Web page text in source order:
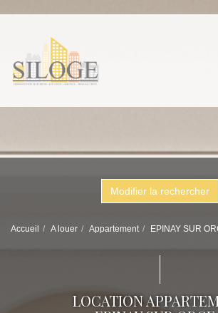
Modifier la rechercher
Accueil A louer Appartement EPINAY SUR
LOCATION